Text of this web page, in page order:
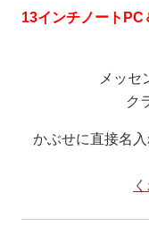
13インチノート
メッセ
ク
かぶせに直接名